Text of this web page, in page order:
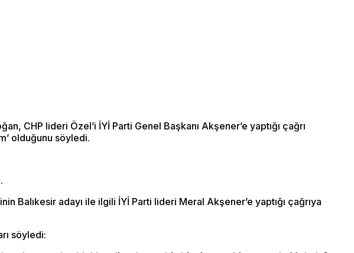
CHP lideri Özel’i İYİ Parti Genel Başkanı Akşener’e yaptığı çağrı
olduğunu söyledi.
Balıkesir adayı ile ilgili İYİ Parti lideri Meral Akşener’e yaptığı çağrıya
söyledi: